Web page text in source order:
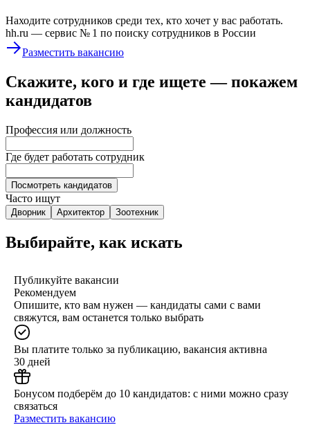
Находите сотрудников среди тех, кто хочет у вас работать.
hh.ru — сервис № 1 по поиску сотрудников в России
Разместить вакансию
Скажите, кого и где ищете — покажем
кандидатов
Профессия или должность
Где будет работать сотрудник
Посмотреть кандидатов
Часто ищут
Дворник Архитектор Зоотехник
Выбирайте, как искать
Публикуйте вакансии
Рекомендуем
Опишите, кто вам нужен — кандидаты сами с вами
свяжутся, вам останется только выбрать
Вы платите только за публикацию, вакансия активна
30 дней
Бонусом подберём до 10 кандидатов: с ними можно сразу
связаться
Разместить вакансию